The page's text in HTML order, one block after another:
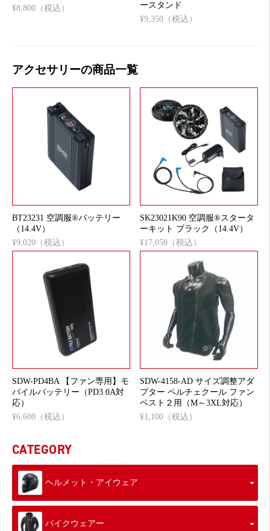
¥8,800（税込）
ースタンド
¥9,350（税込）
アクセサリーの商品一覧
BT23231 空調服®バッテリー
（14.4V）
¥9,020（税込）
SK23021K90 空調服®スタータ
ーキット ブラック（14.4V）
¥17,050（税込）
SDW-PD4BA 【ファン専用】モ
バイルバッテリー（PD3.0A対
応）
¥6,600（税込）
SDW-4158-AD サイズ調整アダ
プター ペルチェクール ファン
ベスト２用（M～3XL対応）
¥1,100（税込）
CATEGORY
ヘルメット・アイウェア
バイクウェアー